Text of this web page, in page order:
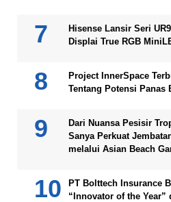
Hisense Lansir Seri
Displai True RGB
Project InnerSpace
Tentang Potensi Panas
Dari Nuansa Pesisir
Sanya Perkuat
melalui Asian Beach
PT Bolttech Insurance
“Innovator of the Year”